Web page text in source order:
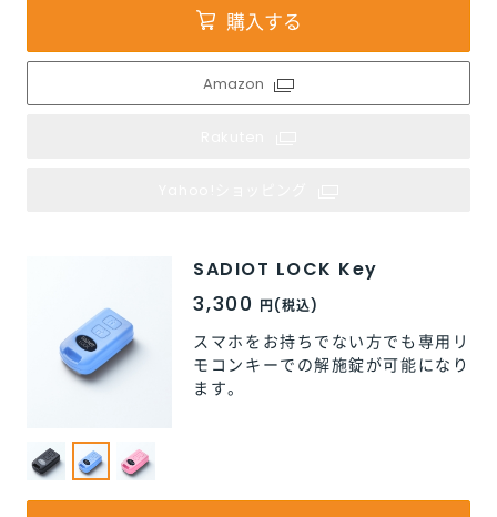
購入する
Amazon
SADIOT LOCK Key
3,300 円(税込)
スマホをお持ちでない方でも専用リ
モコンキーでの解施錠が可能になり
ます。
SADIOT LOCK Key
3,300 円(税込)
スマホをお持ちでない方でも専用リ
モコンキーでの解施錠が可能になり
ます。
SADIOT LOCK Key
3,300 円(税込)
スマホをお持ちでない方でも専用リ
モコンキーでの解施錠が可能になり
ます。